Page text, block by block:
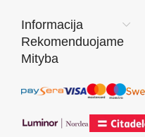
Informacija
Rekomenduojame
Mityba